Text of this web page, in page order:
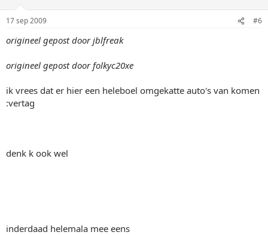
17 sep 2009 #6
origineel gepost door jblfreak
origineel gepost door folkyc20xe
ik vrees dat er hier een heleboel omgekatte auto's van komen
:vertag
denk k ook wel
inderdaad helemala mee eens